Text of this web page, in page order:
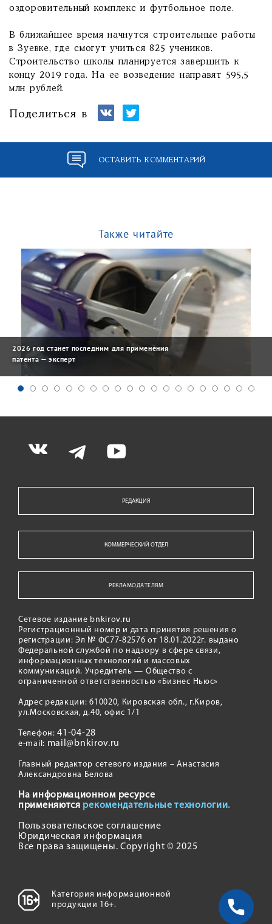
оздоровительный комплекс и футбольное поле.
В ближайшее время начнутся строительные работы
в Зуевке, где смогут учиться 825 учеников.
Строительство школы планируется завершить к
концу 2019 года. На ее возведение направят 595,5
млн рублей.
Поделиться в
ОСТАВИТЬ КОММЕНТАРИЙ
Также читайте
2026 год станет последним для применения
патента — эксперт
РЕДАКЦИЯ
КОММЕРЧЕСКИЙ ОТДЕЛ
РЕКЛАМОДАТЕЛЯМ
Сетевое издание bnkirov.ru
Регистрационный номер и дата принятия решения о
регистрации: Эл № ФС77-82576 от 18.01.2022г. выдано
Федеральной службой по надзору в сфере связи,
информационных технологий и массовых
коммуникаций. Учредитель — Общество с
ограниченной ответственностью «Бизнес Ньюс»
Адрес редакции: 610020, Кировская обл., г.Киров,
ул.Московская, д.40, офис 1/1
Телефон:41-04-28
e-mail: mail@bnkirov.ru
Главный редактор сетевого издания – Анастасия
Александровна Белова
На информационном ресурсе
применяются рекомендательные технологии.
Пользовательское соглашение
Юридическая информация
Все права защищены. Copyright © 2025
Категория информационной
продукции 16+.